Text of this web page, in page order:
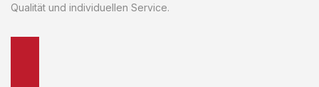
Qualität und individuellen Service.